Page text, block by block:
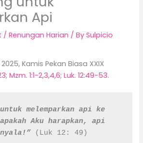
Api
/Renungan Harian / BySulpicio
Kamis Pekan Biasa XXIX
;Mzm. 1:1-2,3,4,6;Luk. 12:49-53.
melemparkan api ke
Aku harapkan, api
(Luk 12: 49)